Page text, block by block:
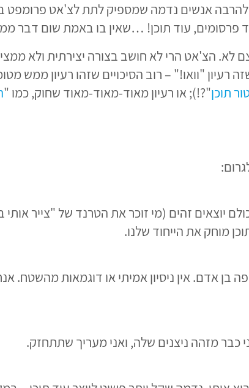
להרבה אנשים נדמה שמספיק לתת לצ'אט פרומפט
פרסומים, עוד תוכן! …שאין בו באמת שום דבר
הצ'אט הרי לא חושב בצורה יצירתית ולא
"וואו!" – רוב הסיכויים שזהו רעיון ממש
תוכן"?!); או רעיון מאוד-מאוד-מאוד שחוק, כמו "
זהים (מי זוכר את הטרנד של "צייר אותי
מוחק את הייחוד שלנו.
אדם. אין ניסיון אמיתי או דוגמאות מהשטח.
כבר מזהה ניצנים שלה, ואני מעריך שתתחזק.